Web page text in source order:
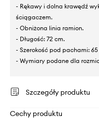
- Rękawy i dolna krawędź
ściągaczem.
- Obniżona linia ramion.
- Długość: 72 cm.
- Szerokość pod pachami:
- Wymiary podane dla
Szczegóły produktu
Cechy produktu